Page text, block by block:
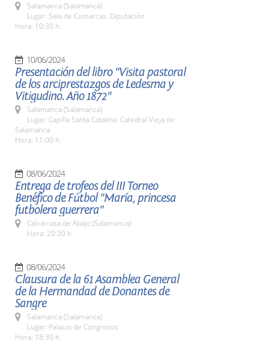
Salamanca (Salamanca)
Lugar: Sala de Comarcas. Diputación
Hora: 10:30 h.
10/06/2024
Presentación del libro "Visita pastoral
de los arciprestazgos de Ledesma y
Vitigudino. Año 1872"
Salamanca (Salamanca)
Lugar: Capilla Santa Catalina. Catedral Vieja de
Salamanca
Hora: 11:00 h.
08/06/2024
Entrega de trofeos del III Torneo
Benéfico de Fútbol "María, princesa
futbolera guerrera"
Calvarrasa de Abajo (Salamanca)
Hora: 20:30 h.
08/06/2024
Clausura de la 61 Asamblea General
de la Hermandad de Donantes de
Sangre
Salamanca (Salamanca)
Lugar: Palacio de Congresos
Hora: 18:30 h.